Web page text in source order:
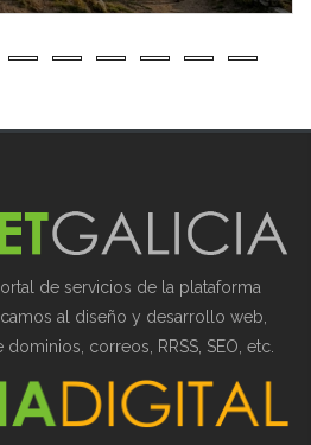
de servicios de la plataforma
al diseño y desarrollo web,
correos, RRSS, SEO, etc.